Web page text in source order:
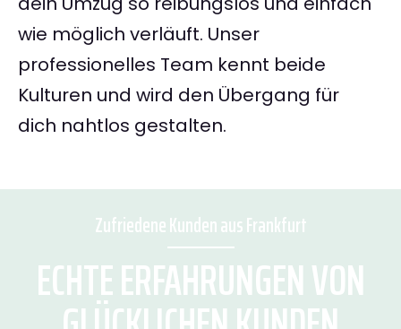
wie möglich verläuft. Unser
professionelles Team kennt beide
Kulturen und wird den Übergang für
dich nahtlos gestalten.
Zufriedene Kunden aus Frankfurt
ECHTE ERFAHRUNGEN VON